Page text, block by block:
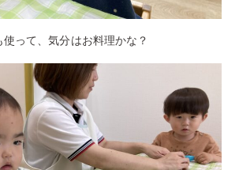
って、気分はお料理かな？